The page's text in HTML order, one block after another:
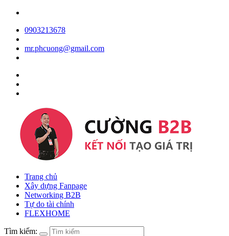
0903213678
mr.phcuong@gmail.com
Trang chủ
Xây dựng Fanpage
Networking B2B
Tự do tài chính
FLEXHOME
Tìm kiếm: